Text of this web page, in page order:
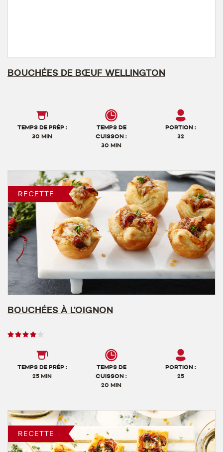
BOUCHÉES DE BŒUF WELLINGTON
TEMPS DE PRÉP :
30 MIN
TEMPS DE
CUISSON :
30 MIN
PORTION :
32
RECETTE
BOUCHÉES À L’OIGNON
Note
utilisateurs,
TEMPS DE PRÉP :
25 MIN
TEMPS DE
CUISSON :
20 MIN
PORTION :
25
RECETTE